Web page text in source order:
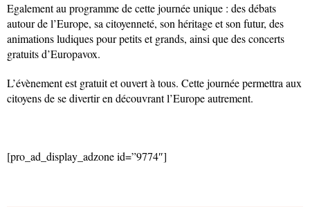
Egalement au programme de cette journée unique : des débats
autour de l’Europe, sa citoyenneté, son héritage et son futur, des
animations ludiques pour petits et grands, ainsi que des concerts
gratuits d’Europavox.
L’évènement est gratuit et ouvert à tous. Cette journée permettra aux
citoyens de se divertir en découvrant l’Europe autrement.
[pro_ad_display_adzone id=”9774″]